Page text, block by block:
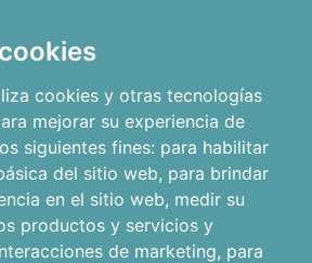
cookies y otras tecnologías
mejorar su experiencia de
siguientes fines: para habilitar
del sitio web, para brindar
en el sitio web, medir su
productos y servicios y
de marketing, para